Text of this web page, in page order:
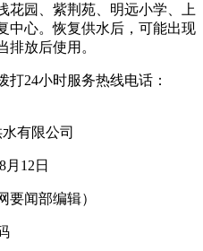
花园、紫荆苑、明远小学、上
中心。恢复供水后，可能出现
排放后使用。
24小时服务热线电话：
有限公司
月12日
要闻部编辑）